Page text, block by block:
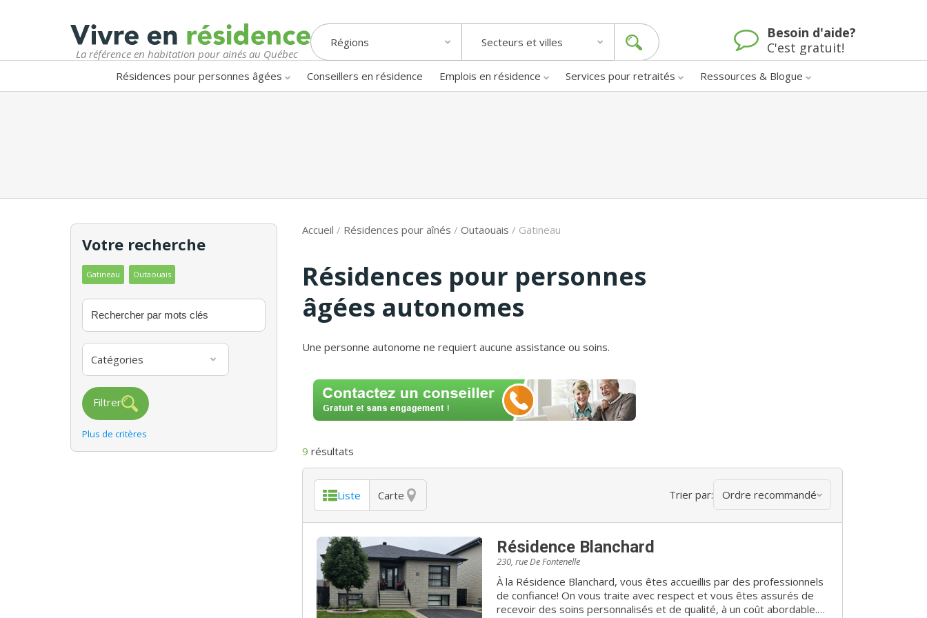
La référence en habitation pour ainés au Québec
Régions Secteurs et villes
Besoin d'aide?
C'est gratuit!
Résidences pour personnes âgées Conseillers en résidence Emplois en résidence Services pour retraités Ressources & Blogue
Votre recherche
Gatineau Outaouais
Catégories
Filtrer
Plus de critères
Accueil / Résidences pour aînés / Outaouais / Gatineau
Résidences pour personnes
âgées autonomes
Une personne autonome ne requiert aucune assistance ou soins.
9 résultats
Liste Carte Trier par: Ordre recommandé
Résidence Blanchard
230, rue De Fontenelle
À la Résidence Blanchard, vous êtes accueillis par des professionnels
de confiance! On vous traite avec respect et vous êtes assurés de
recevoir des soins personnalisés et de qualité, à un coût abordable.